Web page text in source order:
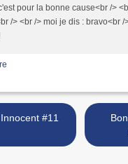
pour la bonne cause<br />
/> <br /> moi je dis : bravo<br /
Innocent #11